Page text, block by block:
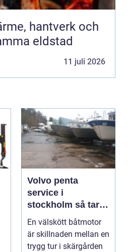
eldstad
11 juli 2026
Volvo penta
service i
stockholm så tar
du hand om din
båtmotor på rätt
sätt
En välskött båtmotor
är skillnaden mellan en
trygg tur i skärgården